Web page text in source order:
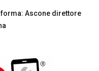
Ascone direttore